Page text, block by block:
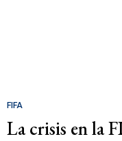
FIFA
La crisis en la